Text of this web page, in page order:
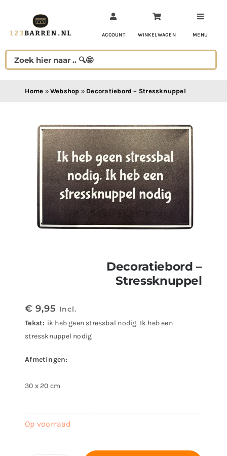
inhoud
ACCOUNT WINKELWAGEN MENU
Home » Webshop » Decoratiebord – Stressknuppel
Decoratiebord –
Stressknuppel
€ 9,95 Incl.
Tekst: ik heb geen stressbal nodig. Ik heb een
stressknuppel nodig
Afmetingen:
30 x 20 cm
Op voorraad